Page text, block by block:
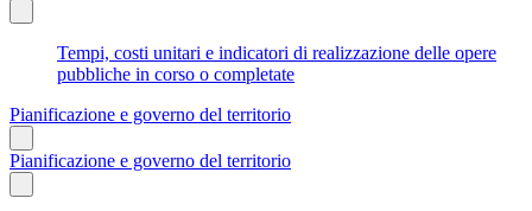
Tempi, costi unitari e indicatori di realizzazione delle opere
pubbliche in corso o completate
Pianificazione e governo del territorio
Pianificazione e governo del territorio